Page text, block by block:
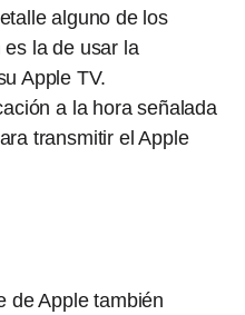
alguno de los
la de usar la
Apple TV.
a la hora señalada
transmitir el Apple
de Apple también